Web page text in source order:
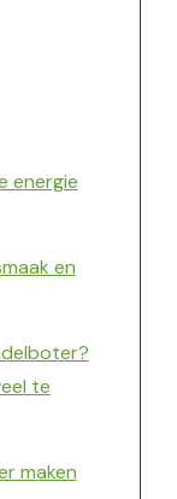
energie
en
te
maken